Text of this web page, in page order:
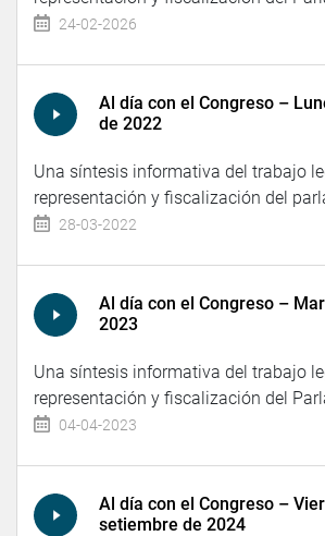
24-02-2026
Al día con el Congreso –
de 2022
Una síntesis informativa del trabajo
representación y fiscalización del
28-03-2022
Al día con el Congreso –
2023
Una síntesis informativa del trabajo
representación y fiscalización del
04-04-2023
Al día con el Congreso –
setiembre de 2024